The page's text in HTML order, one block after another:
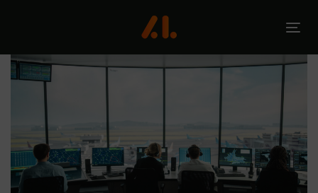
navigation
Skip